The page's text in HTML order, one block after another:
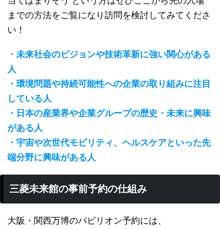
までの方法をご覧になり訪問を検討してみてくださ
い！
・未来社会のビジョンや技術革新に強い関心がある
人
・環境問題や持続可能性への企業の取り組みに注目
している人
・日本の産業界や企業グループの歴史・未来に興味
がある人
・宇宙や次世代モビリティ、ヘルスケアといった先
端分野に興味がある人
三菱未来館の事前予約の仕組み
大阪・関西万博のパビリオン予約には、